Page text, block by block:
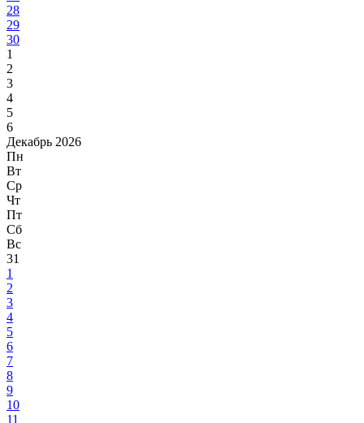
28
29
30
1
2
3
4
5
6
Декабрь 2026
Пн
Вт
Ср
Чт
Пт
Сб
Вс
31
1
2
3
4
5
6
7
8
9
10
11